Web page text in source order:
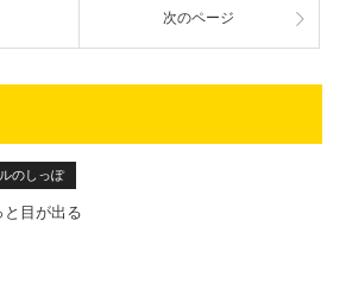
次のページ
のしっぽ
と目が出る